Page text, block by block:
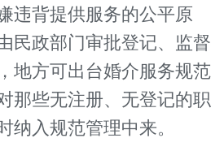
违背提供服务的公平原
民政部门审批登记、监督
地方可出台婚介服务规范
那些无注册、无登记的职
纳入规范管理中来。